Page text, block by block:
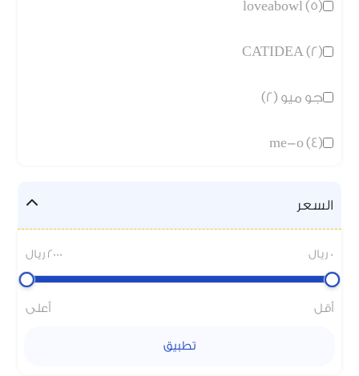
loveabowl (5)
CATIDEA (2)
جو ميو (2)
me-o (4)
السعر
0 ريال 2000 ريال
أقل أعلى
تطبيق